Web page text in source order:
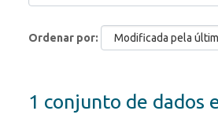
Ordenar por
1 conjunto de dados